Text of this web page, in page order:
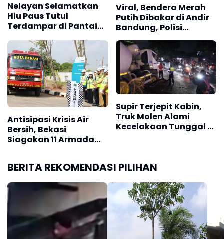
Nelayan Selamatkan
Hiu Paus Tutul
Terdampar di Pantai
Viral, Bendera Merah
Putih Dibakar di Andir
Bandung, Polisi
Antisipasi Krisis Air
Bersih, Bekasi
Siagakan 11 Armada
Supir Terjepit Kabin,
Truk Molen Alami
Kecelakaan Tunggal di
BERITA REKOMENDASI PILIHAN